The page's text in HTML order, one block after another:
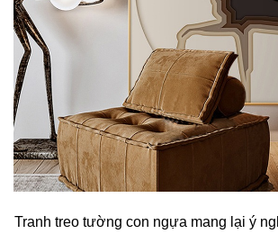
Tranh treo tường con ngựa mang lại ý